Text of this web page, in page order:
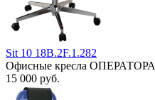
Sit 10 18B.2F.1.282
Офисные кресла ОПЕРАТОРА
15 000 руб.